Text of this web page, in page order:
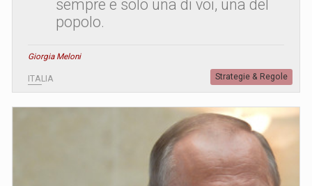
sempre e solo una di voi, una del
popolo.
Giorgia Meloni
ITALIA Strategie & Regole